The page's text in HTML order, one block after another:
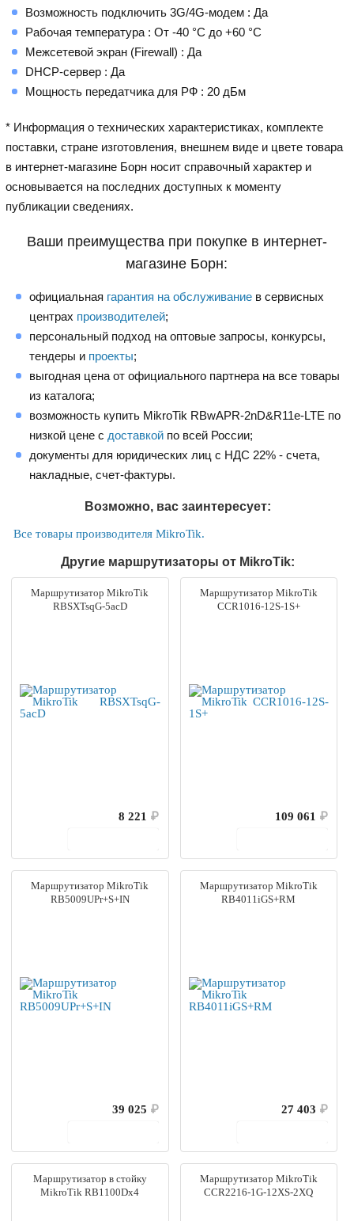
Возможность подключить 3G/4G-модем : Да
Рабочая температура : От -40 °C до +60 °C
Межсетевой экран (Firewall) : Да
DHCP-сервер : Да
Мощность передатчика для РФ : 20 дБм
* Информация о технических характеристиках, комплекте
поставки, стране изготовления, внешнем виде и цвете товара
в интернет-магазине Борн носит справочный характер и
основывается на последних доступных к моменту
публикации сведениях.
Ваши преимущества при покупке в интернет-
магазине Борн:
официальная гарантия на обслуживание в сервисных
центрах производителей;
персональный подход на оптовые запросы, конкурсы,
тендеры и проекты;
выгодная цена от официального партнера на все товары
из каталога;
возможность купить MikroTik RBwAPR-2nD&R11e-LTE по
низкой цене с доставкой по всей России;
документы для юридических лиц с НДС 22% - счета,
накладные, счет-фактуры.
Возможно, вас заинтересует:
Все товары производителя MikroTik.
Другие маршрутизаторы от MikroTik:
Маршрутизатор MikroTik
RBSXTsqG-5acD
8 221 ₽
Маршрутизатор MikroTik
CCR1016-12S-1S+
109 061 ₽
Маршрутизатор MikroTik
RB5009UPr+S+IN
39 025 ₽
Маршрутизатор MikroTik
RB4011iGS+RM
27 403 ₽
Маршрутизатор в стойку
MikroTik RB1100Dx4
Маршрутизатор MikroTik
CCR2216-1G-12XS-2XQ